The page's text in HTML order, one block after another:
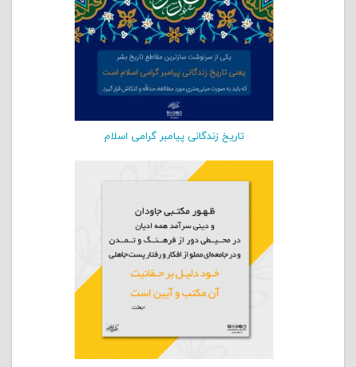
تاریخ زندگانی پیامبر گرامی اسلام